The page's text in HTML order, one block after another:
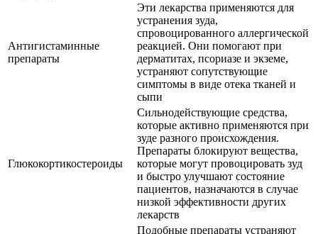
Антигистаминные
препараты
Эти лекарства применяются для
устранения зуда,
спровоцированного аллергической
реакцией. Они помогают при
дерматитах, псориазе и экземе,
устраняют сопутствующие
симптомы в виде отека тканей и
сыпи
Глюкокортикостероиды
Сильнодействующие средства,
которые активно применяются при
зуде разного происхождения.
Препараты блокируют вещества,
которые могут провоцировать зуд
и быстро улучшают состояние
пациентов, назначаются в случае
низкой эффективности других
лекарств
Подобные препараты устраняют